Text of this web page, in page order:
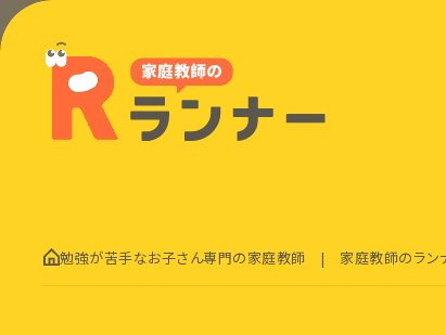
勉強が苦手なお子さん専門の家庭教師 | 家庭教師のラン